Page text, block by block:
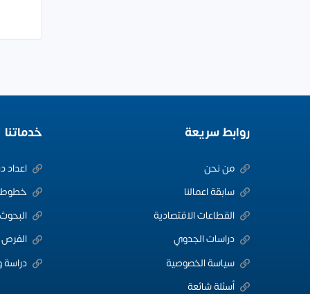
روابط سريعة
من نحن
سابقة اعمالنا
القطاعات الاقتصادية
دراسات الجدوي
سياسة الخصوصية
أسئلة شائعة
خدماتنا
اعداد
خطوط
الفرص
دراسة